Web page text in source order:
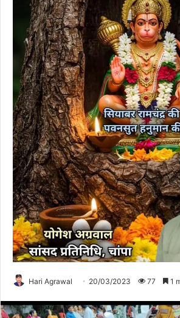
Hari Agrawal 20/03/2023 77 1